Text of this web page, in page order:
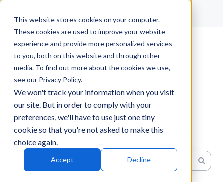
This website stores cookies on your computer.
These cookies are used to improve your website
experience and provide more personalized services
to you, both on this website and through other
media. To find out more about the cookies we use,
see our Privacy Policy.
We won't track your information when you visit
our site. But in order to comply with your
preferences, we'll have to use just one tiny
cookie so that you're not asked to make this
choice again.
Accept Decline
Come possiamo aiutarti?